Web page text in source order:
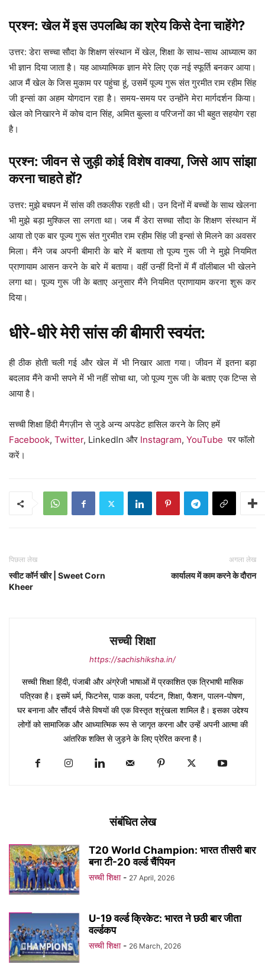
प्रश्न: खेल में इस उपलब्धि का श्रेय किसे देना चाहेंगे?
उत्तर: डेरा सच्चा सौदा के शिक्षण संस्थान में खेल, शिक्षा के साथ-साथ आध्यात्म का
भी ज्ञान दिया जाता है। यह आध्यात्मिक ज्ञान मेरे लिए एक नई स्फूर्ति बनकर आया।
आज मैं खेल के जिस मुकाम पर पहुंचा हूं, उसमें पूज्य गुरू संत गुरमीत राम रहीम सिंह
जी इन्सां का अहम योगदान रहा है। समय-समय पर उन्होंने मेरा मार्गदर्शन किया।
खेल को निखारने में कोच दान सिंह, अमित बुल्ला व परिजनों का भी बहुत सहयोग रहा
है।
प्रश्न: जीवन से जुड़ी कोई विशेष वाक्या, जिसे आप सांझा
करना चाहते हों?
उत्तर: मुझे बचपन में सांस की तकलीफ रहती थी। उन दिनों में बच्चों के साथ खेलना
भी मुझे बड़ा मुश्किल सा लगता था। जब मैं डेरा सच्चा सौदा के शिक्षण संस्थान में
आया तो एक बार पूज्य गुरू संत गुरमीत राम रहीम सिंह जी इन्सां से मिलने का अवसर
मिला। मैंने जब अपनी बीमारी के बारे में बताया तो पूज्य गुरू जी ने मुझे नियमित
प्राणायाम आसन करने के बारे में बताया। वहीं उन्हीं दिनों में मैं वॉलीबाल भी खेलने
लगा था। पूज्य गुरू जी के बताए अनुसार मैंने नियमित प्राणायाम करना शुरू कर
दिया।
धीरे-धीरे मेरी सांस की बीमारी स्वयंत:
ही ठीक होती चली गई और खेल में भी निखार आता गया। जीवन में इतना बड़ा
बदलाव मैंने कभी सपने में भी नहीं सोचा था, जो पूज्य गुरू जी के बताए एक टिप्स से
आया है।
सच्ची शिक्षा हिंदी मैगज़ीन से जुडे अन्य अपडेट हासिल करने के लिए हमें
Facebook, Twitter, LinkedIn और Instagram, YouTube पर फॉलो
करें।
पिछला लेख
स्वीट कॉर्न खीर | Sweet Corn
Kheer
अगला लेख
कार्यालय में काम करने के दौरान
सच्ची शिक्षा
https://sachishiksha.in/
सच्ची शिक्षा हिंदी, पंजाबी और अंग्रेजी भाषाओं में प्रकाशित एक त्रिभाषी मासिक
पत्रिका है। इसमें धर्म, फिटनेस, पाक कला, पर्यटन, शिक्षा, फैशन, पालन-पोषण,
घर बनाना और सौंदर्य जैसे विषयों की एक विस्तृत श्रृंखला शामिल है। इसका उद्देश्य
लोगों को सामाजिक और आध्यात्मिक रूप से जागृत करना और उन्हें अपनी आत्मा की
आंतरिक शक्ति से जुड़ने के लिए प्रेरित करना है।
संबंधित लेख
T20 World Champion: भारत तीसरी बार
बना टी-20 वर्ल्ड चैंपियन
सच्ची शिक्षा - 27 April, 2026
U-19 वर्ल्ड क्रिकेट: भारत ने छठी बार जीता
वर्ल्डकप
सच्ची शिक्षा - 26 March, 2026